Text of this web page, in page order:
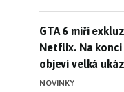
GTA 6 míří
GTA 6 míří
Netflix. Na
objeví velká
NOVINKY